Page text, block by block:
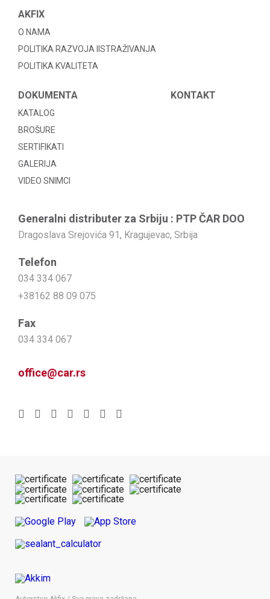
AKFIX
O NAMA
POLITIKA RAZVOJA IISTRAŽIVANJA
POLITIKA KVALITETA
DOKUMENTA
KATALOG
BROŠURE
SERTIFIKATI
GALERIJA
VIDEO SNIMCI
KONTAKT
Generalni distributer za Srbiju : PTP ČAR DOO
Dragoslava Srejovića 91, Kragujevac, Srbija
Telefon
034 334 067
+38162 88 09 075
Fax
034 334 067
office@car.rs